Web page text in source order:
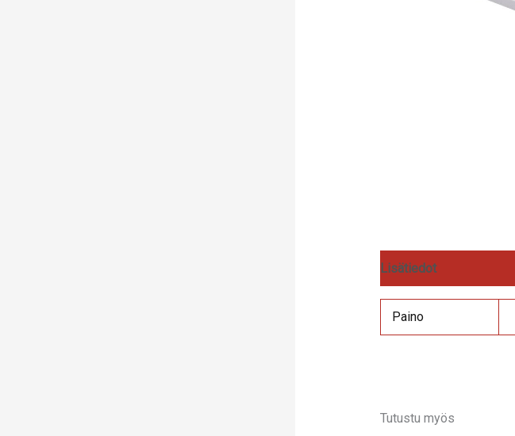
Lisätiedot
Paino
Tutustu myös